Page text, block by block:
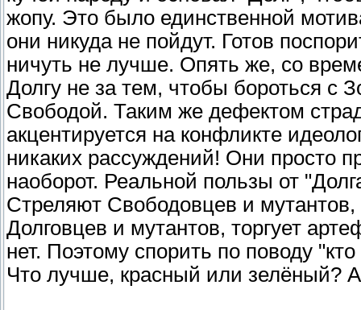
жопу. Это было единственной
они никуда не пойдут. Готов
ничуть не лучше. Опять же, со
Долгу не за тем, чтобы бороться с
Свободой. Таким же дефектом
акцентируется на конфликте
никаких рассуждений! Они просто
наоборот. Реальной пользы от
Стреляют Свободовцев и
Долговцев и мутантов, торгует
нет. Поэтому спорить по поводу
Что лучше, красный или зелёный?